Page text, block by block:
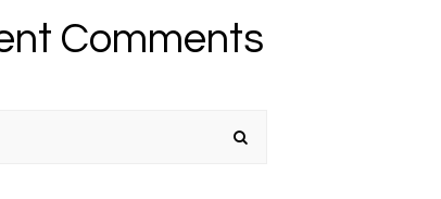
Comments